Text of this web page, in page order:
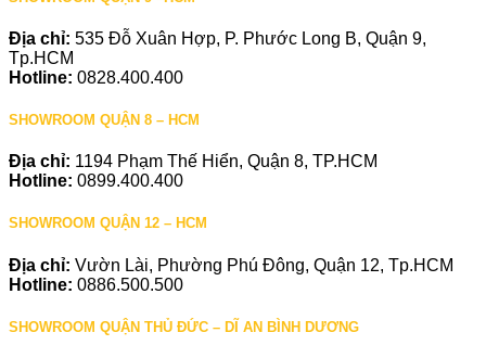
Địa chỉ: 535 Đỗ Xuân Hợp, P. Phước Long B, Quận 9,
Tp.HCM
Hotline: 0828.400.400
SHOWROOM QUẬN 8 – HCM
Địa chỉ: 1194 Phạm Thế Hiển, Quận 8, TP.HCM
Hotline: 0899.400.400
SHOWROOM QUẬN 12 – HCM
Địa chỉ: Vườn Lài, Phường Phú Đông, Quận 12, Tp.HCM
Hotline: 0886.500.500
SHOWROOM QUẬN THỦ ĐỨC – DĨ AN BÌNH DƯƠNG